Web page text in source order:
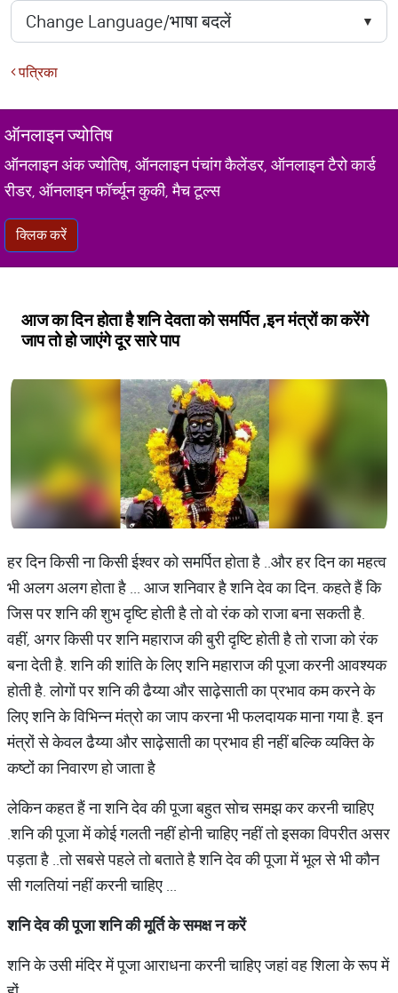
पत्रिका
ऑनलाइन ज्योतिष
ऑनलाइन अंक ज्योतिष, ऑनलाइन पंचांग कैलेंडर, ऑनलाइन टैरो कार्ड
रीडर, ऑनलाइन फॉर्च्यून कुकी, मैच टूल्स
क्लिक करें
आज का दिन होता है शनि देवता को समर्पित ,इन मंत्रों का करेंगे
जाप तो हो जाएंगे दूर सारे पाप
हर दिन किसी ना किसी ईश्वर को समर्पित होता है ..और हर दिन का महत्व
भी अलग अलग होता है ... आज शनिवार है शनि देव का दिन. कहते हैं कि
जिस पर शनि की शुभ दृष्टि होती है तो वो रंक को राजा बना सकती है.
वहीं, अगर किसी पर शनि महाराज की बुरी दृष्टि होती है तो राजा को रंक
बना देती है. शनि की शांति के लिए शनि महाराज की पूजा करनी आवश्यक
होती है. लोगों पर शनि की ढैय्या और साढ़ेसाती का प्रभाव कम करने के
लिए शनि के विभिन्न मंत्रो का जाप करना भी फलदायक माना गया है. इन
मंत्रों से केवल ढैय्या और साढ़ेसाती का प्रभाव ही नहीं बल्कि व्यक्ति के
कष्टों का निवारण हो जाता है
लेकिन कहत हैं ना शनि देव की पूजा बहुत सोच समझ कर करनी चाहिए
.शनि की पूजा में कोई गलती नहीं होनी चाहिए नहीं तो इसका विपरीत असर
पड़ता है ..तो सबसे पहले तो बताते है शनि देव की पूजा में भूल से भी कौन
सी गलतियां नहीं करनी चाहिए ...
शनि देव की पूजा शनि की मूर्ति के समक्ष न करें
शनि के उसी मंदिर में पूजा आराधना करनी चाहिए जहां वह शिला के रूप में